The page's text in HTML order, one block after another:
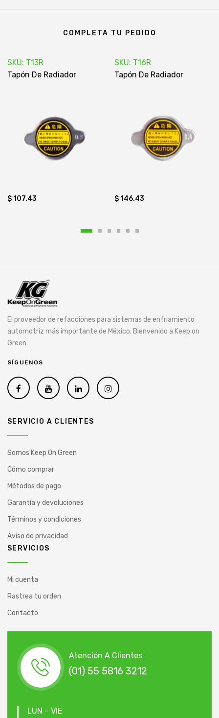
COMPLETA TU PEDIDO
SKU: T13R
Tapón De Radiador
$ 107.43
SKU: T16R
Tapón De Radiador
$ 146.43
El proveedor de refacciones para sistemas de enfriamiento
automotriz más importante de México. Bienvenido a Keep on
Green.
SÍGUENOS
SERVICIO A CLIENTES
Somos Keep On Green
Cómo comprar
Métodos de pago
Garantía y devoluciones
Términos y condiciones
Aviso de privacidad
SERVICIOS
Mi cuenta
Rastrea tu orden
Contacto
Atención A Clientes
(01) 55 5816 3212
LUN – VIE